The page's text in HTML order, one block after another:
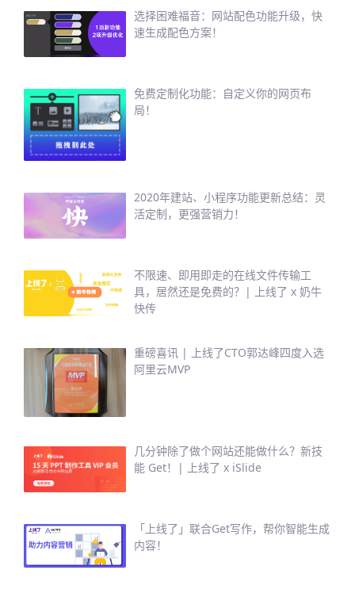
选择困难福音：网站配色功能升级，快
速生成配色方案！
免费定制化功能：自定义你的网页布
局！
2020年建站、小程序功能更新总结：灵
活定制，更强营销力！
不限速、即用即走的在线文件传输工
具，居然还是免费的？| 上线了 x 奶牛
快传
重磅喜讯 | 上线了CTO郭达峰四度入选
阿里云MVP
几分钟除了做个网站还能做什么？新技
能 Get！| 上线了 x iSlide
「上线了」联合Get写作，帮你智能生成
内容！